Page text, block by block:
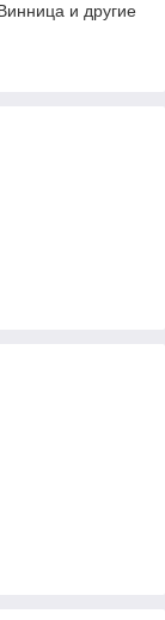
и другие